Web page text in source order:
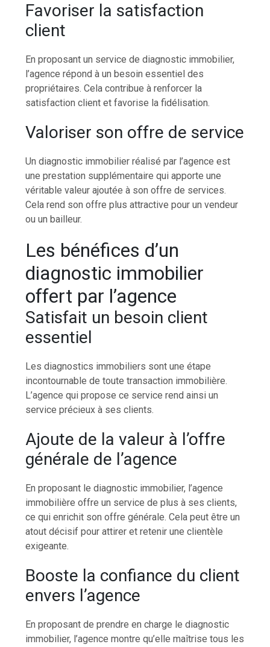
Favoriser la satisfaction
client
En proposant un service de diagnostic immobilier,
l’agence répond à un besoin essentiel des
propriétaires. Cela contribue à renforcer la
satisfaction client et favorise la fidélisation.
Valoriser son offre de service
Un diagnostic immobilier réalisé par l’agence est
une prestation supplémentaire qui apporte une
véritable valeur ajoutée à son offre de services.
Cela rend son offre plus attractive pour un vendeur
ou un bailleur.
Les bénéfices d’un
diagnostic immobilier
offert par l’agence
Satisfait un besoin client
essentiel
Les diagnostics immobiliers sont une étape
incontournable de toute transaction immobilière.
L’agence qui propose ce service rend ainsi un
service précieux à ses clients.
Ajoute de la valeur à l’offre
générale de l’agence
En proposant le diagnostic immobilier, l’agence
immobilière offre un service de plus à ses clients,
ce qui enrichit son offre générale. Cela peut être un
atout décisif pour attirer et retenir une clientèle
exigeante.
Booste la confiance du client
envers l’agence
En proposant de prendre en charge le diagnostic
immobilier, l’agence montre qu’elle maîtrise tous les